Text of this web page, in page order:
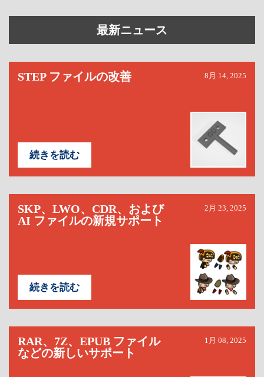
最新ニュース
STEP ファイルの改善 8月 14, 2025
続きを読む
SKP、LWO、CDR、および
AI ファイルの新規サポート
2月 23, 2025
続きを読む
RAR、7Z、EPUB ファイル
などの新しいサポート
1月 08, 2025